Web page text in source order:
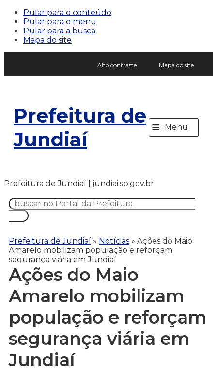
Pular para o conteúdo
Pular para o menu
Pular para a busca
Mapa do site
Alto contraste Mapa do site
Prefeitura de
Jundiaí
≡ Menu
Prefeitura de Jundiaí | jundiai.sp.gov.br
Prefeitura de Jundiaí » Notícias » Ações do Maio
Amarelo mobilizam população e reforçam
segurança viária em Jundiaí
Ações do Maio
Amarelo mobilizam
população e reforçam
segurança viária em
Jundiaí